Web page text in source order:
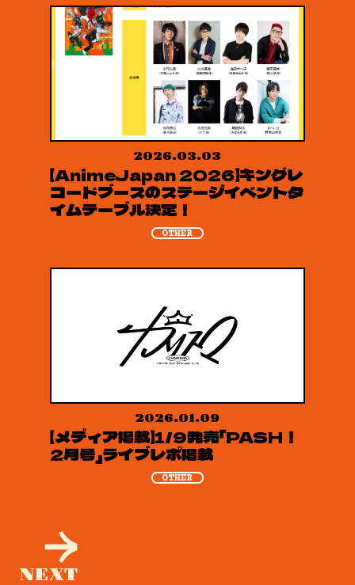
2026.03.03
【AnimeJapan 2026】キングレ
コードブースのステージイベントタ
イムテーブル決定！
OTHER
2026.01.09
【メディア掲載】1/9発売「PASH！
2月号」ライブレポ掲載
OTHER
NEXT